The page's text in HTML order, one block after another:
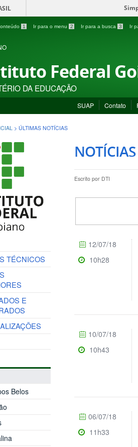
1 Ir para o menu 2 Ir para a busca 3 Ir
Federal
DA EDUCAÇÃO
SUAP Contato
> ÚLTIMAS NOTÍCIAS
TÉCNICOS
E
Belos
Escrito por DTI
12/07/18
10h28
10/07/18
10h43
06/07/18
11h33